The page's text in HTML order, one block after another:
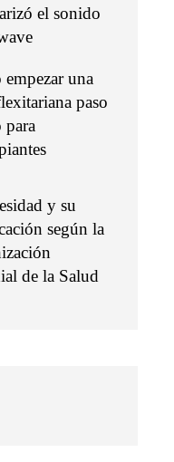
el sonido
una
paso
para
y su
según la
de la Salud